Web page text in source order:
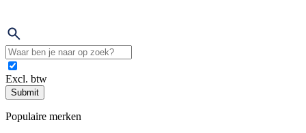
Excl. btw
Submit
Populaire merken